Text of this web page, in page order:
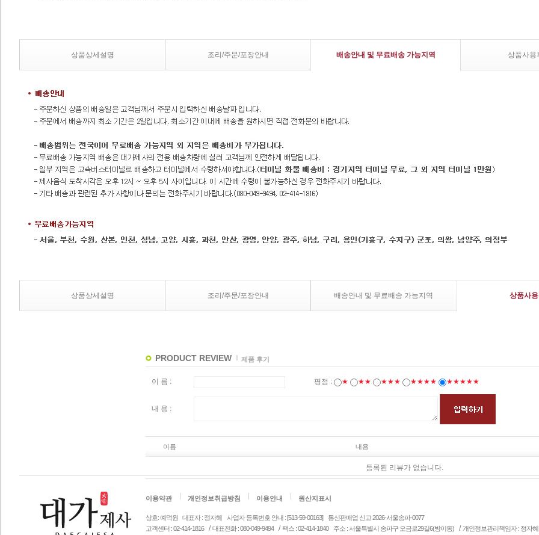
상품상세설명 조리/주문/포장안내 배송안내 및 무료배송 가능지역 상품사용
상품상세설명 조리/주문/포장안내 배송안내 및 무료배송 가능지역 상품사
PRODUCT REVIEW 제품 후기
이 름 : 평점 : ★ ★★ ★★★ ★★★★ ★★★★★
내 용 :
이름 내용
등록된 리뷰가 없습니다.
이용약관 개인정보취급방침 이용안내 원산지표시
상호: 예덕원 대표자 : 정자혜 사업자 등록번호 안내 : [513-59-00163]
통신판매업 신고 2026-서울송파-0077
고객센터 : 02-414-1816
/대표전화 : 080-049-9494 /팩스 : 02-414-1840 주소 : 서울특별시 송파구 오금로29길6(방이동) / 개인정보관리책임자 : 정자혜